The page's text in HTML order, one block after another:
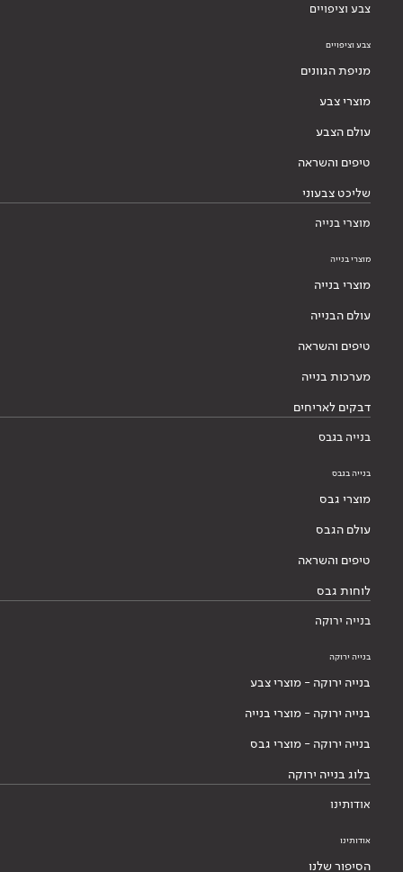
צבע וציפויים
צבע וציפויים
מניפת הגוונים
מוצרי צבע
עולם הצבע
טיפים והשראה
שליכט צבעוני
מוצרי בנייה
מוצרי בנייה
מוצרי בנייה
עולם הבנייה
טיפים והשראה
מערכות בנייה
דבקים לאריחים
בנייה בגבס
בנייה בגבס
מוצרי גבס
עולם הגבס
טיפים והשראה
לוחות גבס
בנייה ירוקה
בנייה ירוקה
בנייה ירוקה - מוצרי צבע
בנייה ירוקה - מוצרי בנייה
בנייה ירוקה - מוצרי גבס
בלוג בנייה ירוקה
אודותינו
אודותינו
הסיפור שלנו